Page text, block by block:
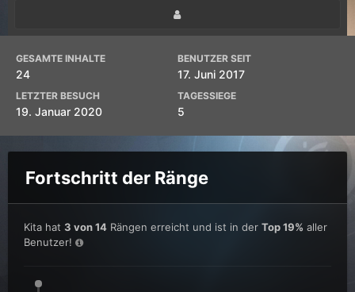
GESAMTE INHALTE
24
BENUTZER SEIT
17. Juni 2017
LETZTER BESUCH
19. Januar 2020
TAGESSIEGE
5
Fortschritt der Ränge
Kita hat 3 von 14 Rängen erreicht und ist in der Top 19% aller
Benutzer!